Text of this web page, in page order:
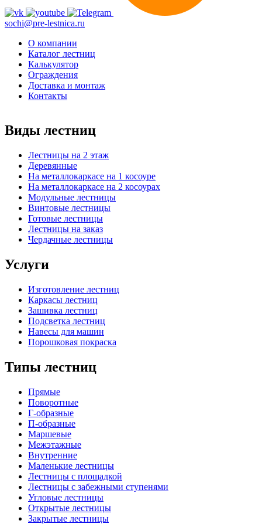
sochi@pre-lestnica.ru
О компании
Каталог лестниц
Калькулятор
Ограждения
Доставка и монтаж
Контакты
Виды лестниц
Лестницы на 2 этаж
Деревянные
На металлокаркасе на 1 косоуре
На металлокаркасе на 2 косоурах
Модульные лестницы
Винтовые лестницы
Готовые лестницы
Лестницы на заказ
Чердачные лестницы
Услуги
Изготовление лестниц
Каркасы лестниц
Зашивка лестниц
Подсветка лестниц
Навесы для машин
Порошковая покраска
Типы лестниц
Прямые
Поворотные
Г-образные
П-образные
Маршевые
Межэтажные
Внутренние
Маленькие лестницы
Лестницы с площадкой
Лестницы с забежными ступенями
Угловые лестницы
Открытые лестницы
Закрытые лестницы